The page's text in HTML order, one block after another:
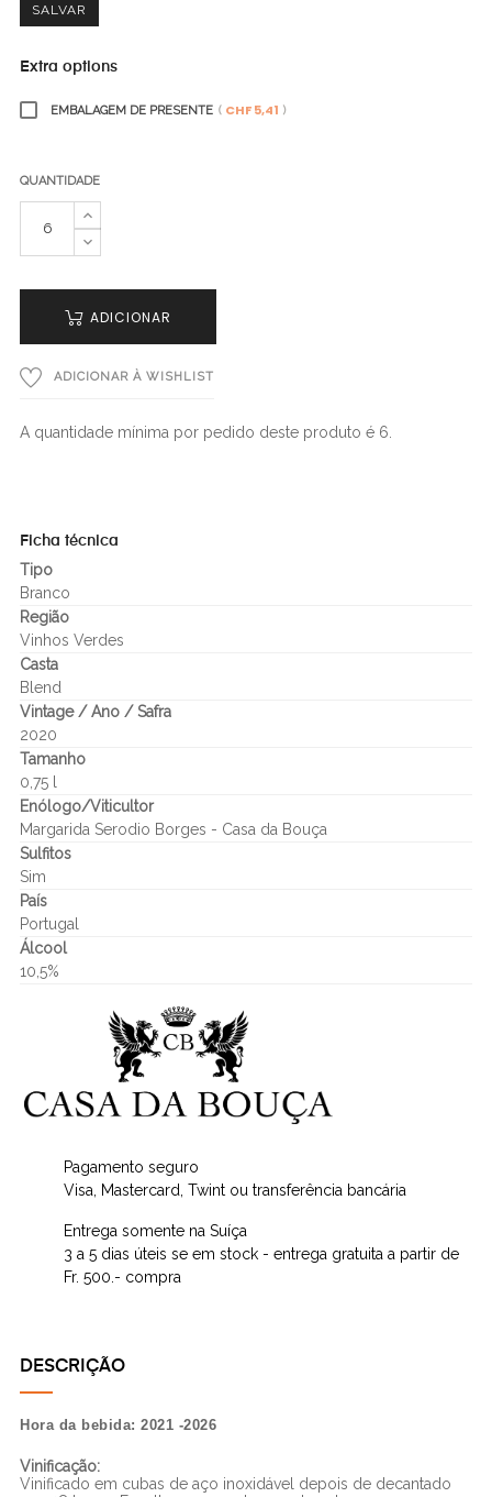
SALVAR
Extra options
EMBALAGEM DE PRESENTE ( CHF 5,41 )
QUANTIDADE
ADICIONAR
ADICIONAR À WISHLIST
A quantidade mínima por pedido deste produto é 6.
Ficha técnica
Tipo
Branco
Região
Vinhos Verdes
Casta
Blend
Vintage / Ano / Safra
2020
Tamanho
0,75 l
Enólogo/Viticultor
Margarida Serodio Borges - Casa da Bouça
Sulfitos
Sim
País
Portugal
Álcool
10,5%
Pagamento seguro
Visa, Mastercard, Twint ou transferência bancária
Entrega somente na Suíça
3 a 5 dias úteis se em stock - entrega gratuita a partir de
Fr. 500.- compra
DESCRIÇÃO
Hora da bebida: 2021 -2026
Vinificação:
Vinificado em cubas de aço inoxidável depois de decantado